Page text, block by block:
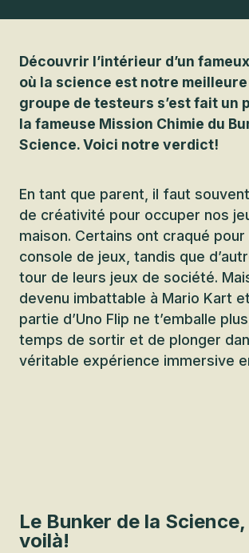
Découvrir l’intérieur d’un
où la science est notre
groupe de testeurs s’est fait un
la fameuse Mission Chimie du
Science. Voici notre verdict!
En tant que parent, il faut
de créativité pour occuper nos
maison. Certains ont craqué pour
console de jeux, tandis que
tour de leurs jeux de société.
devenu imbattable à Mario Kart
partie d’Uno Flip ne t’emballe
temps de sortir et de plonger
véritable expérience immersive
Le Bunker de la
voilà!